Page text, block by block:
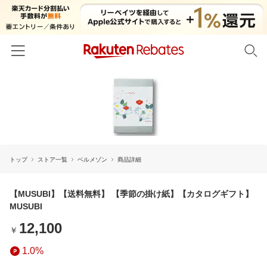
ファッション・インナー・小物
日用品・キッチン用品
キッズ・ベビー用品
家電・PC・スマホ・カメラ
リーベイツ注目ストア
対象ストア新規限定特典
新着ストアのご紹介
友達紹介
トップ ストア一覧 ベルメゾン 商品詳細
【MUSUBI】【送料無料】 【季節の掛け紙】【カタログギフト】
MUSUBI
￥ 12,100
1.0%